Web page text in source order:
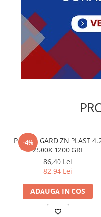
-4%
PANOU GARD ZN PLAST
2500X 1200 GRI
86,40 Lei
82,94 Lei
ADAUGA IN COS